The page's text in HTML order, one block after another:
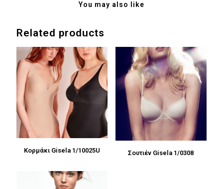
You may also like
Related products
Κορμάκι Gisela 1/10025U Σουτιέν Gisela 1/0308